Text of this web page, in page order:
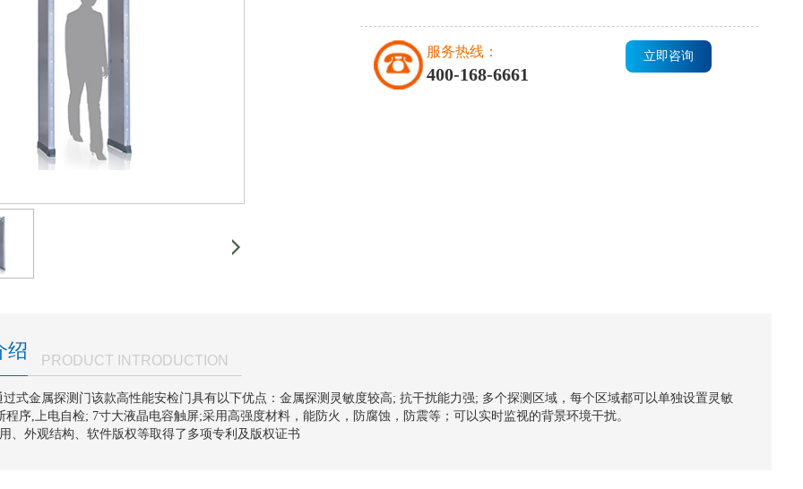
服务热线：
400-168-6661
立即咨询
绍 PRODUCT INTRODUCTION
过式金属探测门该款高性能安检门具有以下优点：金属探测灵敏度较高; 抗干扰能力强; 多个探测区域，每个区域都可以单独设置灵敏
程序,上电自检; 7寸大液晶电容触屏;采用高强度材料，能防火，防腐蚀，防震等；可以实时监视的背景环境干扰。
、外观结构、软件版权等取得了多项专利及版权证书